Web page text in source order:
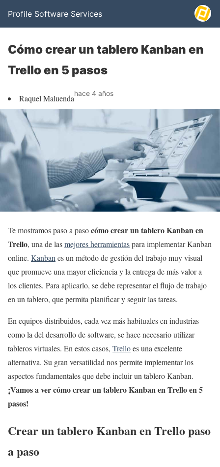
Profile Software Services
Cómo crear un tablero Kanban en
Trello en 5 pasos
Raquel Maluendahace 4 años
Te mostramos paso a pasocómo crear un tablero Kanban en
Trello, una de lasmejores herramientaspara implementar Kanban
online. Kanban es un método de gestión del trabajo muy visual
que promueve una mayor eficiencia y la entrega de más valor a
los clientes. Para aplicarlo, se debe representar el flujo de trabajo
en un tablero, que permita planificar y seguir las tareas.
En equipos distribuidos, cada vez más habituales en industrias
como la del desarrollo de software, se hace necesario utilizar
tableros virtuales. En estos casos, Trelloes una excelente
alternativa. Su gran versatilidad nos permite implementar los
aspectos fundamentales que debe incluir un tablero Kanban.
¡Vamos a ver cómo crear un tablero Kanban en Trello en 5
pasos!
Crear un tablero Kanban en Trello paso
a paso